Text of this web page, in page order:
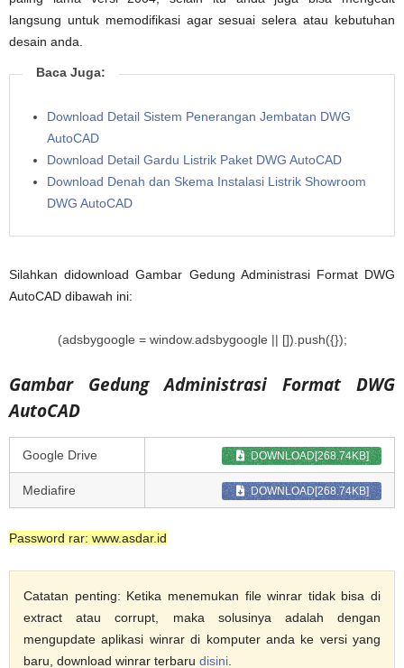
langsung untuk memodifikasi agar sesuai selera atau kebutuhan
desain anda.
Baca Juga:
Download Detail Sistem Penerangan Jembatan DWG
AutoCAD
Download Detail Gardu Listrik Paket DWG AutoCAD
Download Denah dan Skema Instalasi Listrik Showroom
DWG AutoCAD
Silahkan didownload Gambar Gedung Administrasi Format DWG
AutoCAD dibawah ini:
(adsbygoogle = window.adsbygoogle || []).push({});
Gambar Gedung Administrasi Format DWG
AutoCAD
Google Drive DOWNLOAD[268.74KB]
Mediafire DOWNLOAD[268.74KB]
Password rar: www.asdar.id
Catatan penting: Ketika menemukan file winrar tidak bisa di
extract atau corrupt, maka solusinya adalah dengan
mengupdate aplikasi winrar di komputer anda ke versi yang
baru, download winrar terbaru disini